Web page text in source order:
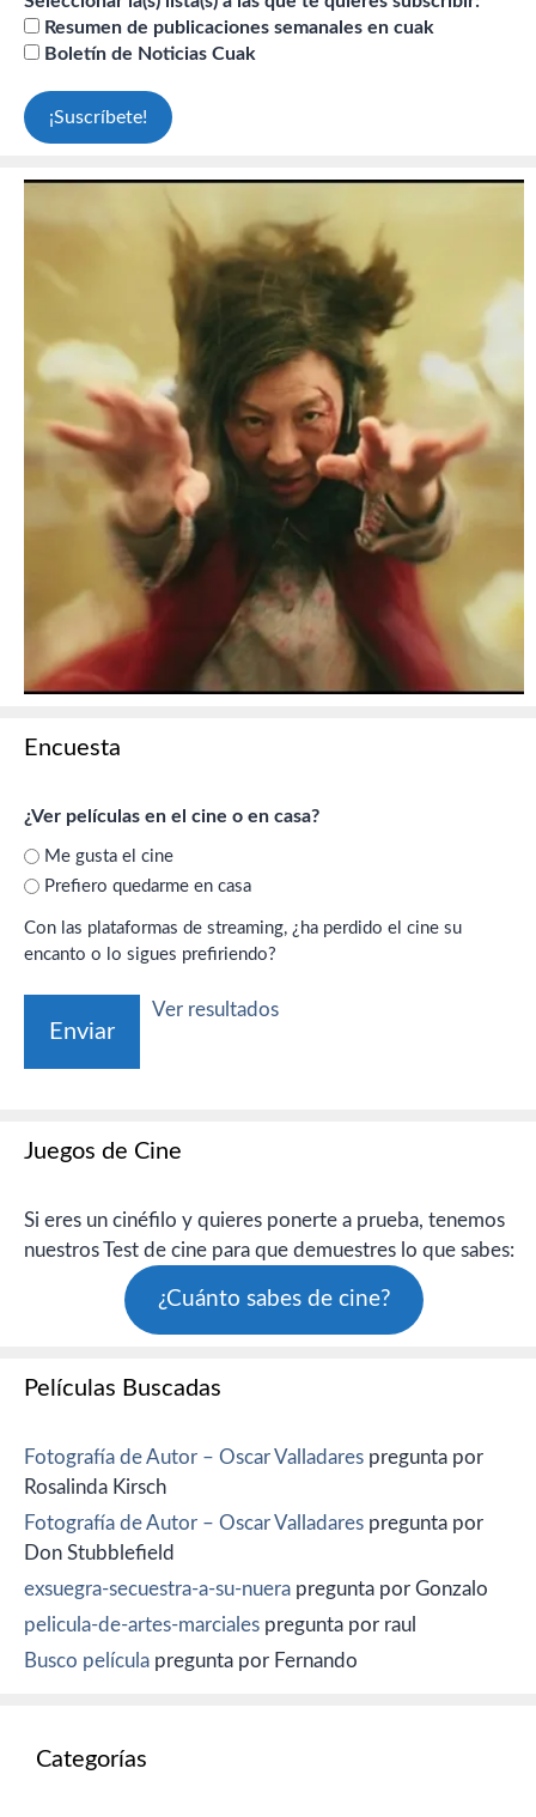
Resumen de publicaciones semanales en cuak
Boletín de Noticias Cuak
Encuesta
¿Ver películas en el cine o en casa?
Me gusta el cine
Prefiero quedarme en casa
Con las plataformas de streaming, ¿ha perdido el cine su
encanto o lo sigues prefiriendo?
Ver resultados
Juegos de Cine
Si eres un cinéfilo y quieres ponerte a prueba, tenemos
nuestros Test de cine para que demuestres lo que sabes:
¿Cuánto sabes de cine?
Películas Buscadas
Fotografía de Autor – Oscar Valladares pregunta por
Rosalinda Kirsch
Fotografía de Autor – Oscar Valladares pregunta por
Don Stubblefield
exsuegra-secuestra-a-su-nuera pregunta por Gonzalo
pelicula-de-artes-marciales pregunta por raul
Busco película pregunta por Fernando
Categorías